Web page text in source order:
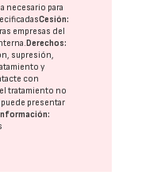
necesario para
Cesión:
empresas del
Derechos:
supresión,
y
con
tratamiento no
puede presentar